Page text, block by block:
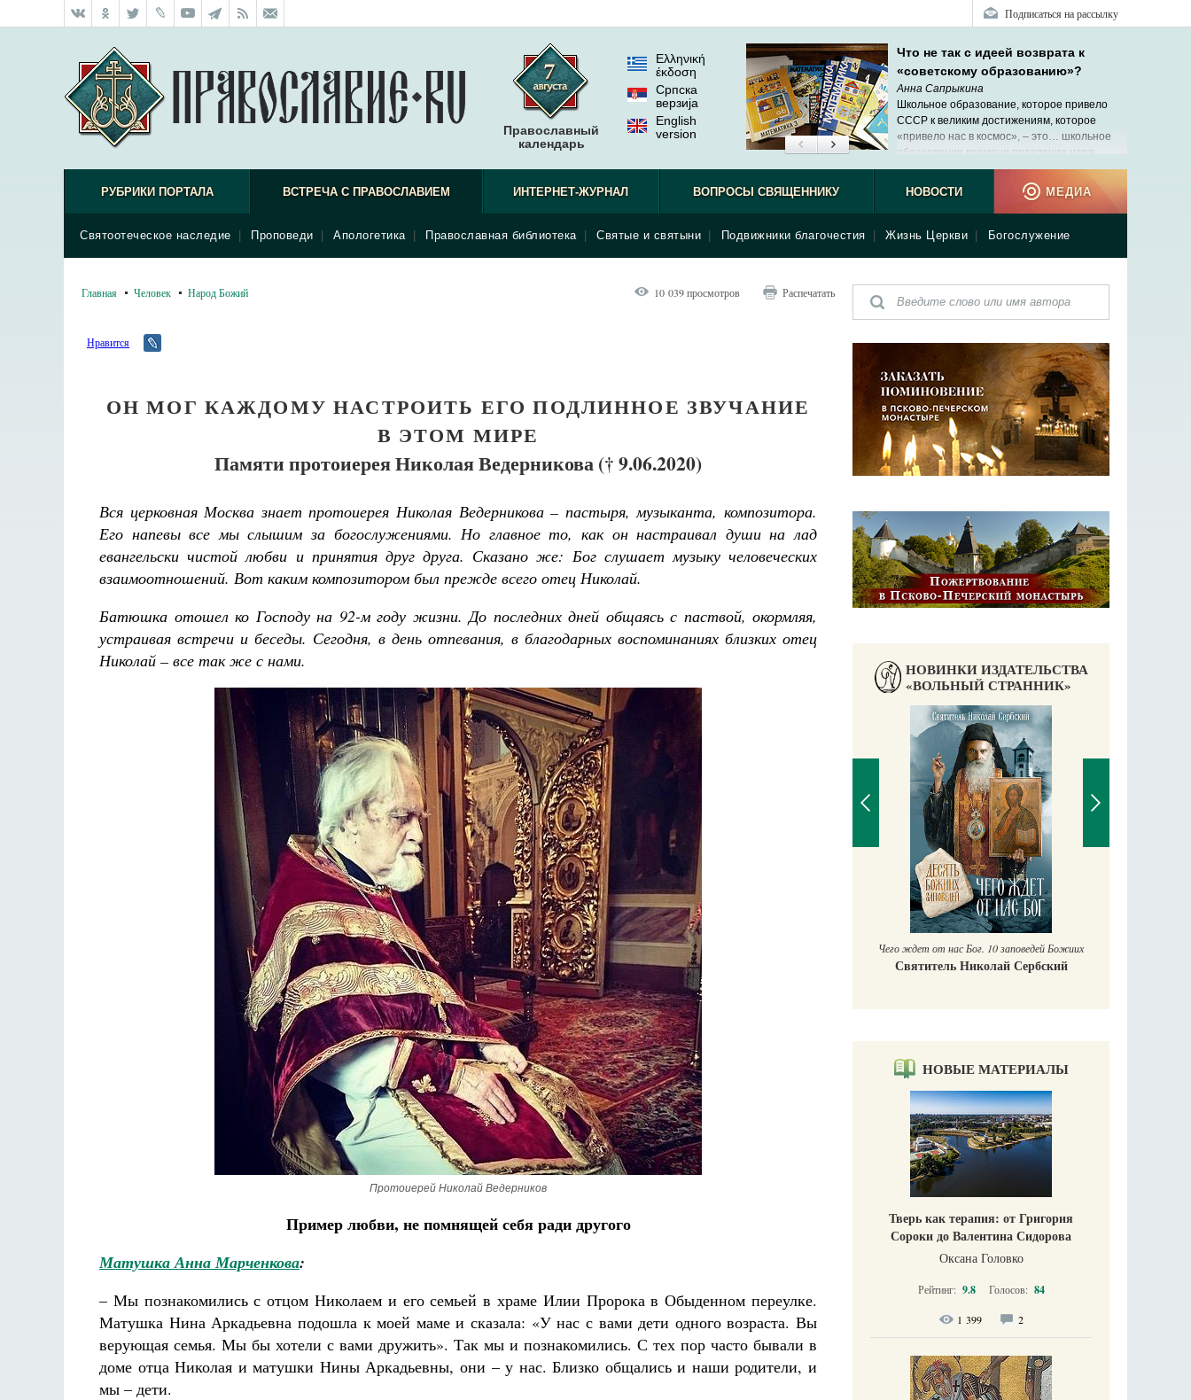
Подписаться на рассылку
Православный
календарь
Ελληνική
έκδοση
Српска
верзиjа
English
version
Что не так с идеей возврата к
«советскому образованию»?
Анна Сапрыкина
Школьное образование, которое привело
СССР к великим достижениям, которое
«привело нас в космос», ‒ это… школьное
образование времени правления царя
Николая II.
РУБРИКИ ПОРТАЛА ВСТРЕЧА С ПРАВОСЛАВИЕМ
Святоотеческое наследие Проповеди Апологетика Православная библиотека Святые и святыни Подвижники благочестия Жизнь Церкви Богослужение
ИНТЕРНЕТ-ЖУРНАЛ ВОПРОСЫ СВЯЩЕННИКУ НОВОСТИ МЕДИА
Главная Человек Народ Божий 10 039 просмотров Распечатать
Нравится
ОН МОГ КАЖДОМУ НАСТРОИТЬ ЕГО ПОДЛИННОЕ ЗВУЧАНИЕ
В ЭТОМ МИРЕ
Памяти протоиерея Николая Ведерникова († 9.06.2020)
Вся церковная Москва знает протоиерея Николая Ведерникова – пастыря, музыканта, композитора.
Его напевы все мы слышим за богослужениями. Но главное то, как он настраивал души на лад
евангельски чистой любви и принятия друг друга. Сказано же: Бог слушает музыку человеческих
взаимоотношений. Вот каким композитором был прежде всего отец Николай.
Батюшка отошел ко Господу на 92-м году жизни. До последних дней общаясь с паствой, окормляя,
устраивая встречи и беседы. Сегодня, в день отпевания, в благодарных воспоминаниях близких отец
Николай – все так же с нами.
Протоиерей Николай Ведерников
Пример любви, не помнящей себя ради другого
Матушка Анна Марченкова:
– Мы познакомились с отцом Николаем и его семьей в храме Илии Пророка в Обыденном переулке.
Матушка Нина Аркадьевна подошла к моей маме и сказала: «У нас с вами дети одного возраста. Вы
верующая семья. Мы бы хотели с вами дружить». Так мы и познакомились. С тех пор часто бывали в
доме отца Николая и матушки Нины Аркадьевны, они – у нас. Близко общались и наши родители, и
мы – дети.
НОВИНКИ ИЗДАТЕЛЬСТВА
«ВОЛЬНЫЙ СТРАННИК»
Фредерика де Грааф Как найти своё место в жизни
Кирилл Мурышев
Великомученик Георгий Победоносец. Научись у
Роман Котов Чего ждет от нас Бог. 10 заповедей Божиих
Святитель Николай Сербский
НОВЫЕ МАТЕРИАЛЫ
Тверь как терапия: от Григория
Сороки до Валентина Сидорова
Оксана Головко
Рейтинг: 9.8 Голосов: 84
1 399 2